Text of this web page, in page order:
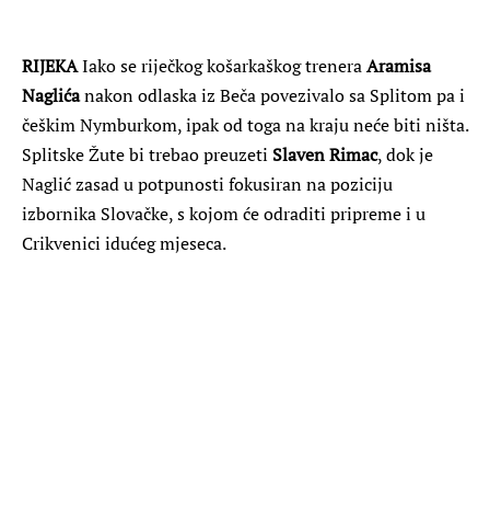
RIJEKAIako se riječkog košarkaškog treneraAramisa
Naglićanakon odlaska iz Beča povezivalo sa Splitom pa i
češkim Nymburkom, ipak od toga na kraju neće biti ništa.
Splitske Žute bi trebao preuzeti Slaven Rimac, dok je
Naglić zasad u potpunosti fokusiran na poziciju
izbornika Slovačke, s kojom će odraditi pripreme i u
Crikvenici idućeg mjeseca.